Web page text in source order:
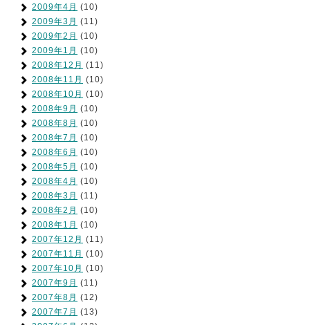
2009年4月 (10)
2009年3月 (11)
2009年2月 (10)
2009年1月 (10)
2008年12月 (11)
2008年11月 (10)
2008年10月 (10)
2008年9月 (10)
2008年8月 (10)
2008年7月 (10)
2008年6月 (10)
2008年5月 (10)
2008年4月 (10)
2008年3月 (11)
2008年2月 (10)
2008年1月 (10)
2007年12月 (11)
2007年11月 (10)
2007年10月 (10)
2007年9月 (11)
2007年8月 (12)
2007年7月 (13)